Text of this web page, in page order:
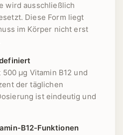
wird ausschließlich
Diese Form liegt
im Körper nicht erst
µg Vitamin B12 und
der täglichen
ist eindeutig und
B12-Funktionen